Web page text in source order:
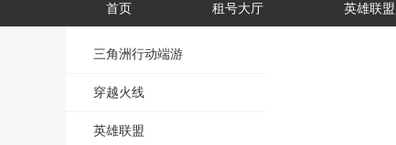
首页 租号大厅 英雄联盟
三角洲行动端游
穿越火线
英雄联盟